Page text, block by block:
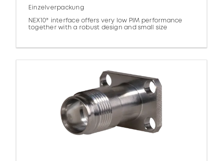
Einzelverpackung
NEX10® interface offers very low PIM performance
together with a robust design and small size